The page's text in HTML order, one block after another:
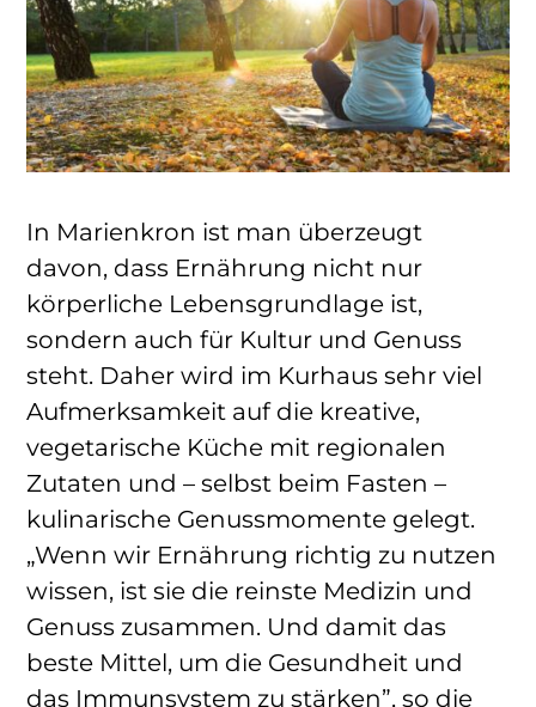
In Marienkron ist man überzeugt
davon, dass Ernährung nicht nur
körperliche Lebensgrundlage ist,
sondern auch für Kultur und Genuss
steht. Daher wird im Kurhaus sehr viel
Aufmerksamkeit auf die kreative,
vegetarische Küche mit regionalen
Zutaten und – selbst beim Fasten –
kulinarische Genussmomente gelegt.
„Wenn wir Ernährung richtig zu nutzen
wissen, ist sie die reinste Medizin und
Genuss zusammen. Und damit das
beste Mittel, um die Gesundheit und
das Immunsystem zu stärken”, so die